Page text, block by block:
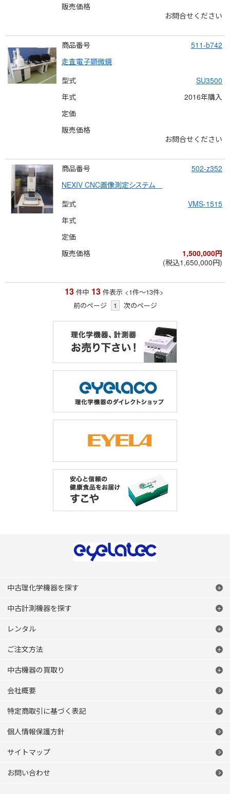
販売価格
お問合せください
商品番号
511-b742
走査電子顕微鏡
型式
SU3500
年式
2016年購入
定価
販売価格
お問合せください
商品番号
502-z352
NEXIV CNC画像測定システム
型式
VMS-1515
年式
定価
販売価格
1,500,000円
(税込1,650,000円)
13 件中 13 件表示 <1件～13件>
前のページ
1 次のページ
中古理化学機器を探す
中古計測機器を探す
レンタル
ご注文方法
中古機器の買取り
会社概要
特定商取引に基づく表記
個人情報保護方針
サイトマップ
お問い合わせ